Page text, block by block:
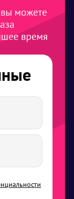
вы можете
время